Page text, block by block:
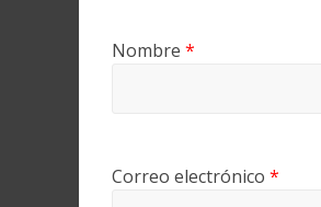
Nombre *
Correo electrónico *